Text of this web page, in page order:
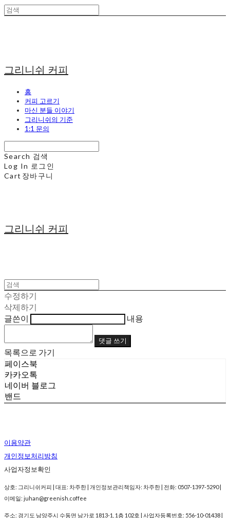
그리니쉬 커피
홈
커피 고르기
마신 분들 이야기
그리니쉬의 기준
1:1 문의
Search 검색
Log In 로그인
Cart 장바구니
그리니쉬 커피
수정하기
삭제하기
글쓴이
내용
댓글 쓰기
목록으로 가기
페이스북
카카오톡
네이버 블로그
밴드
이용약관
개인정보처리방침
사업자정보확인
상호: 그리니쉬커피 | 대표: 차주한 | 개인정보관리책임자: 차주한 | 전화: 0507-1397-5290 |
이메일: juhan@greenish.coffee
주소: 경기도 남양주시 수동면 남가로 1813-1, 1층 102호 | 사업자등록번호: 556-10-01438 |